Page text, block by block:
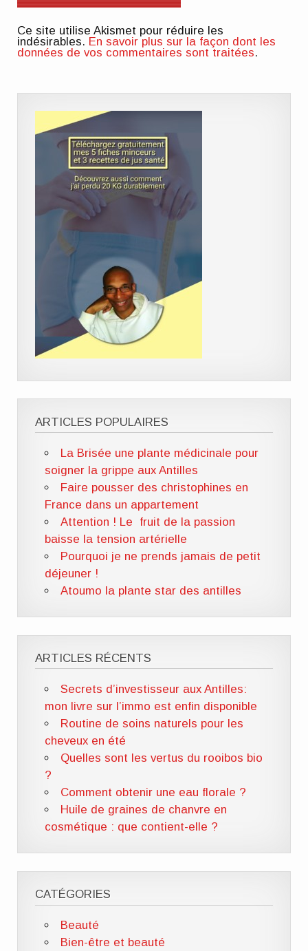
Ce site utilise Akismet pour réduire les
indésirables. En savoir plus sur la façon dont les
données de vos commentaires sont traitées.
ARTICLES POPULAIRES
La Brisée une plante médicinale pour
soigner la grippe aux Antilles
Faire pousser des christophines en
France dans un appartement
Attention ! Le fruit de la passion
baisse la tension artérielle
Pourquoi je ne prends jamais de petit
déjeuner !
Atoumo la plante star des antilles
ARTICLES RÉCENTS
Secrets d’investisseur aux Antilles:
mon livre sur l’immo est enfin disponible
Routine de soins naturels pour les
cheveux en été
Quelles sont les vertus du rooibos bio
?
Comment obtenir une eau florale ?
Huile de graines de chanvre en
cosmétique : que contient-elle ?
CATÉGORIES
Beauté
Bien-être et beauté